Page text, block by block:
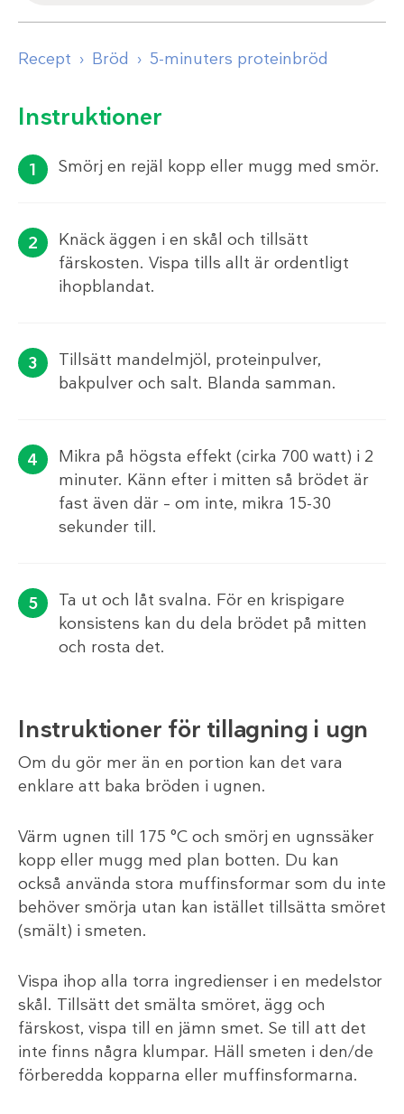
Recept Bröd 5-minuters proteinbröd
Instruktioner
Smörj en rejäl kopp eller mugg med smör.
Knäck äggen i en skål och tillsätt
färskosten. Vispa tills allt är ordentligt
ihopblandat.
Tillsätt mandelmjöl, proteinpulver,
bakpulver och salt. Blanda samman.
Mikra på högsta effekt (cirka 700 watt) i 2
minuter. Känn efter i mitten så brödet är
fast även där – om inte, mikra 15-30
sekunder till.
Ta ut och låt svalna. För en krispigare
konsistens kan du dela brödet på mitten
och rosta det.
Instruktioner för tillagning i ugn
Om du gör mer än en portion kan det vara
enklare att baka bröden i ugnen.
Värm ugnen till 175 °C och smörj en ugnssäker
kopp eller mugg med plan botten. Du kan
också använda stora muffinsformar som du inte
behöver smörja utan kan istället tillsätta smöret
(smält) i smeten.
Vispa ihop alla torra ingredienser i en medelstor
skål. Tillsätt det smälta smöret, ägg och
färskost, vispa till en jämn smet. Se till att det
inte finns några klumpar. Häll smeten i den/de
förberedda kopparna eller muffinsformarna.